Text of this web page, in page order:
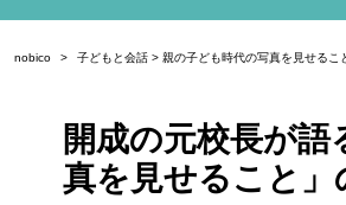
nobico 子どもと会話 > 親の子ども時代の写真を見せるこ
開成の元校長が
真を見せること」